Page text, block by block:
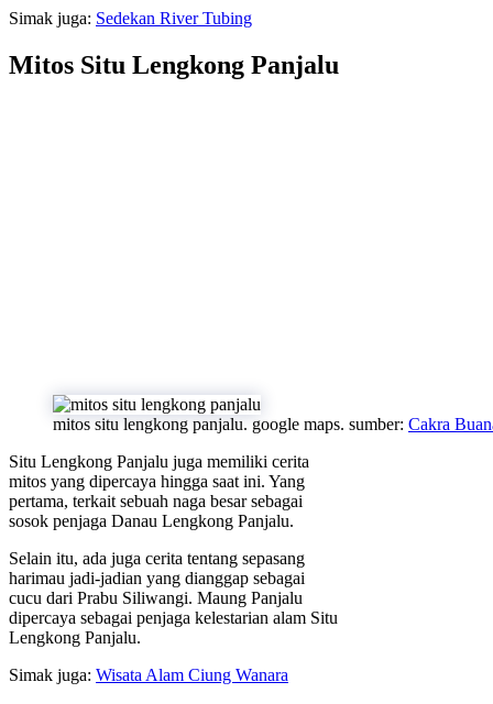
Simak juga: Sedekan River Tubing
Mitos Situ Lengkong Panjalu
mitos situ lengkong panjalu. google maps. sumber: Cakra
Situ Lengkong Panjalu juga memiliki cerita
mitos yang dipercaya hingga saat ini. Yang
pertama, terkait sebuah naga besar sebagai
sosok penjaga Danau Lengkong Panjalu.
Selain itu, ada juga cerita tentang sepasang
harimau jadi-jadian yang dianggap sebagai
cucu dari Prabu Siliwangi. Maung Panjalu
dipercaya sebagai penjaga kelestarian alam Situ
Lengkong Panjalu.
Simak juga: Wisata Alam Ciung Wanara